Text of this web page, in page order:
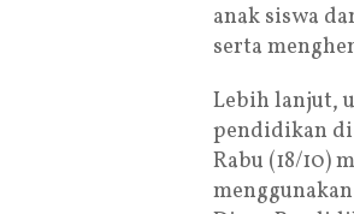
anak siswa
serta
Lebih lanjut,
pendidikan di
Rabu (18/10)